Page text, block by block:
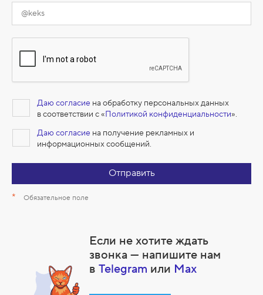
Даю согласие на обработку персональных данных
в соответствии с «Политикой конфиденциальности».
Даю согласие на получение рекламных и
информационных сообщений.
Отправить
* Обязательное поле
Если не хотите ждать
звонка — напишите нам
вTelegram или Max